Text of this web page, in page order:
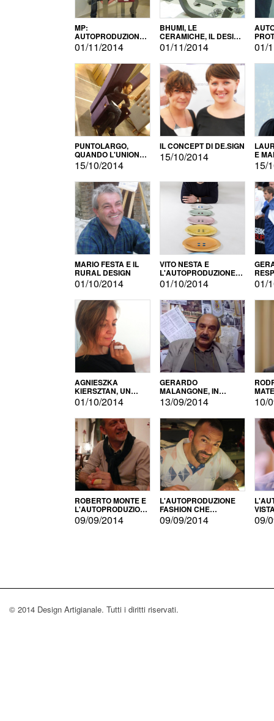
MP:
AUTOPRODUZIONE
E INNOVAZIONE
01/11/2014
BHUMI, LE
CERAMICHE, IL DESIGN
E L'AUTOPRODUZIONE
01/11/2014 01/
PUNTOLARGO,
QUANDO L'UNIONE
FA LA FORZA E
VINCE
15/10/2014
IL CONCEPT DI DE.SIGN
15/10/2014 E
15/
MARIO FESTA E IL
RURAL DESIGN
01/10/2014
VITO NESTA E
L'AUTOPRODUZIONE
COME RECUPERO DEI
SIMBOLI
01/10/2014 01/
AGNIESZKA
KIERSZTAN, UN
MODELLO DI
AUTOPRODUZIONE
01/10/2014
GERARDO
MALANGONE, IN
GIURIA PER IL
CONCORSO
LETTERARIO
13/09/2014 10/
ROBERTO MONTE E
L'AUTOPRODUZIONE
CON IL CENSIMENTO
09/09/2014
L'AUTOPRODUZIONE
FASHION CHE
CONQUISTA GLI USA
09/09/2014 09/
© 2014 Design Artigianale. Tutti i diritti riservati.